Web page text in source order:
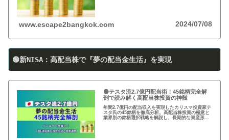
www.escape2bangkok.com 2024/07/08
🟢新NISA：高配当株で『夢の配当金生活』を実現
🟢テスタ流2.7億円配当術！45銘柄完全解
剖で読み解く高配当株投資の神髄
年間2.7億円の配当収入を実現したカリスマ投資家テ
スタ氏の45銘柄を徹底分析。高配当株投資の極意と
業界別の銘柄選択戦略を解説し、長期的な資産形成